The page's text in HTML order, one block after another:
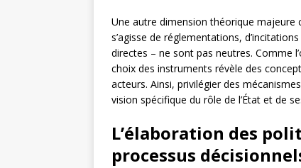
Une autre dimension théorique majeure
s’agisse de réglementations,
directes – ne sont pas neutres. Comme
choix des instruments révèle des
acteurs. Ainsi, privilégier des
vision spécifique du rôle de l’État et de
L’élaboration des
processus